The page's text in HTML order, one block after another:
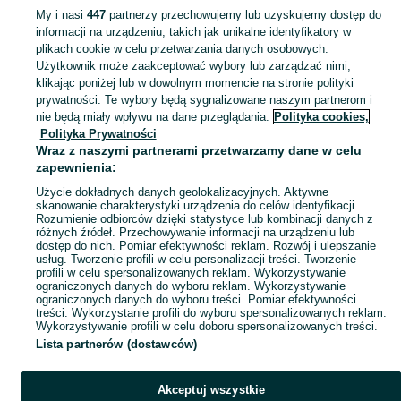
KATEGORIA
Sprzedaż łóżek i kojców dla dzieci Wałcz ▶️ Szeroki wybór modeli i materiałów ✅ Nowe i używane w atrakcyjnych cenach ☝ Sprawdź oferty na OLX.pl! Zobacz
Mapa kategorii
Mapa miejscowości
Mapa ministron
Popularne wyszukiwania
My i nasi 447partnerzy przechowujemy lub uzyskujemy dostęp do
informacji na urządzeniu, takich jak unikalne identyfikatory w
plikach cookie w celu przetwarzania danych osobowych.
Użytkownik może zaakceptować wybory lub zarządzać nimi,
klikając poniżej lub w dowolnym momencie na stronie polityki
prywatności. Te wybory będą sygnalizowane naszym partnerom i
nie będą miały wpływu na dane przeglądania. Polityka cookies,
Polityka Prywatności
Wraz z naszymi partnerami przetwarzamy dane w celu
zapewnienia:
Użycie dokładnych danych geolokalizacyjnych. Aktywne
skanowanie charakterystyki urządzenia do celów identyfikacji.
Rozumienie odbiorców dzięki statystyce lub kombinacji danych z
różnych źródeł. Przechowywanie informacji na urządzeniu lub
dostęp do nich. Pomiar efektywności reklam. Rozwój i ulepszanie
usług. Tworzenie profili w celu personalizacji treści. Tworzenie
profili w celu spersonalizowanych reklam. Wykorzystywanie
ograniczonych danych do wyboru reklam. Wykorzystywanie
ograniczonych danych do wyboru treści. Pomiar efektywności
treści. Wykorzystanie profili do wyboru spersonalizowanych reklam.
Wykorzystywanie profili w celu doboru spersonalizowanych treści.
Lista partnerów (dostawców)
Akceptuj wszystkie